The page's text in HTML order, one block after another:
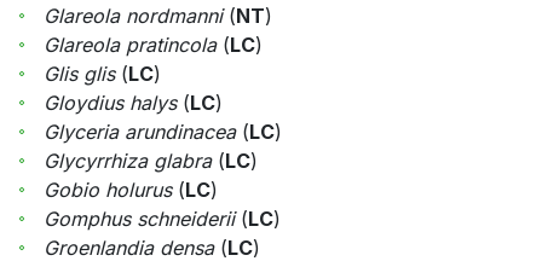
Glareola nordmanni(NT)
Glareola pratincola(LC)
Glis glis(LC)
Gloydius halys(LC)
Glyceria arundinacea(LC)
Glycyrrhiza glabra(LC)
Gobio holurus(LC)
Gomphus schneiderii(LC)
Groenlandia densa(LC)